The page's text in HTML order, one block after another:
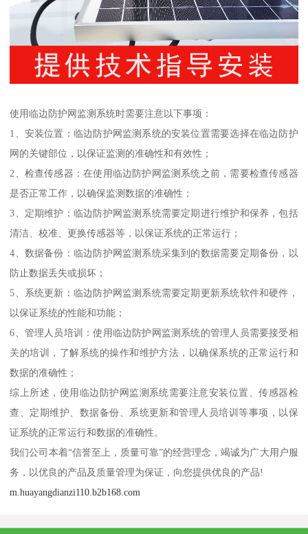
使用临边防护网监测系统时需要注意以下事项：
1、安装位置：临边防护网监测系统的安装位置需要选择在临边防护
网的关键部位，以保证监测的准确性和有效性；
2、检查传感器：在使用临边防护网监测系统之前，需要检查传感器
是否正常工作，以确保监测数据的准确性；
3、定期维护：临边防护网监测系统需要定期进行维护和保养，包括
清洁、校准、更换传感器等，以保证系统的正常运行；
4、数据备份：临边防护网监测系统采集到的数据需要定期备份，以
防止数据丢失或损坏；
5、系统更新：临边防护网监测系统需要定期更新系统软件和硬件，
以保证系统的性能和功能；
6、管理人员培训：使用临边防护网监测系统的管理人员需要接受相
关的培训，了解系统的操作和维护方法，以确保系统的正常运行和
数据的准确性；
综上所述，使用临边防护网监测系统需要注意安装位置、传感器检
查、定期维护、数据备份、系统更新和管理人员培训等事项，以保
证系统的正常运行和数据的准确性。
我们公司本着“信誉至上，质量可靠”的经营理念，竭诚为广大用户服
务，以优良的产品及质量管理为保证，向您提供优良的产品!
m.huayangdianzi110.b2b168.com